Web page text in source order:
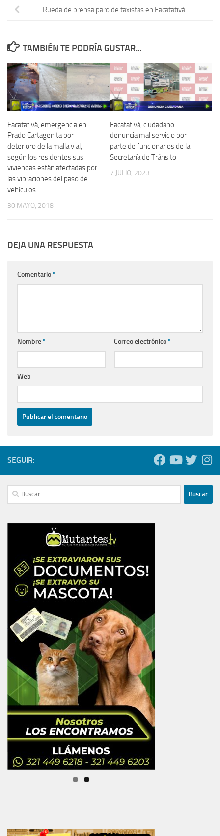
Rueda de prensa paro de taxistas en Facatativá
TAMBIÉN TE PODRÍA GUSTAR...
Facatativá, emergencia en
Prado Cartagenita por
deterioro de la malla vial,
según los residentes sus
viviendas están afectadas por
las vibraciones del paso de
vehículos
30 MAYO, 2018
Facatativá, ciudadano
denuncia mal servicio por
parte de funcionarios de la
Secretaría de Tránsito
7 JULIO, 2023
DEJA UNA RESPUESTA
Comentario*
Nombre* Correo electrónico*
Web
SEGUIR:
Buscar: